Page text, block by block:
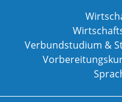
Verbundstudium &